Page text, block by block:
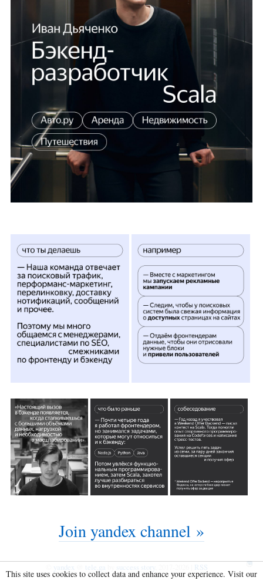
Join yandex channel »
yandex tele.ga success story
RSS
This site uses cookies to collect data and enhance your experience. Visit our